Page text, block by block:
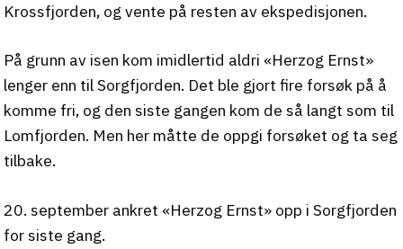
Krossfjorden, og vente på resten av ekspedisjonen.
På grunn av isen kom imidlertid aldri «Herzog Ernst»
lenger enn til Sorgfjorden. Det ble gjort fire forsøk på å
komme fri, og den siste gangen kom de så langt som til
Lomfjorden. Men her måtte de oppgi forsøket og ta seg
tilbake.
20. september ankret «Herzog Ernst» opp i Sorgfjorden
for siste gang.